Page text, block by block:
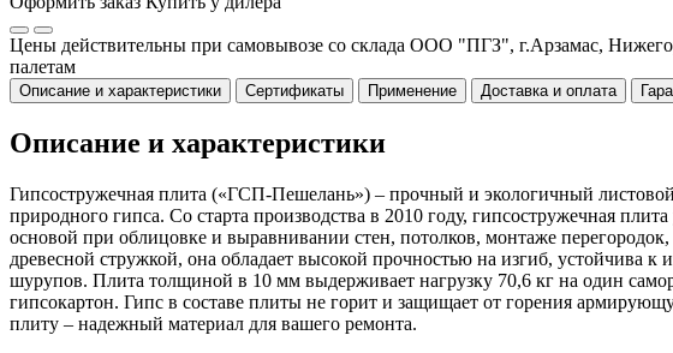
Цены действительны при самовывозе со склада ООО "ПГЗ", г.Арзамас,
палетам
Описание и характеристики Сертификаты Применение Доставка и оплата
Описание и характеристики
Гипсостружечная плита («ГСП-Пешелань») – прочный и экологичный
природного гипса. Со старта производства в 2010 году, гипсостружечная
основой при облицовке и выравнивании стен, потолков, монтаже
древесной стружкой, она обладает высокой прочностью на изгиб, устойчива
шурупов. Плита толщиной в 10 мм выдерживает нагрузку 70,6 кг на один
гипсокартон. Гипс в составе плиты не горит и защищает от горения
плиту – надежный материал для вашего ремонта.